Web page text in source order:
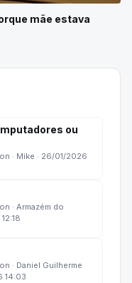
mãe estava
ou
· Mike · 26/01/2026
· Armazém do
· Daniel Guilherme
14:03